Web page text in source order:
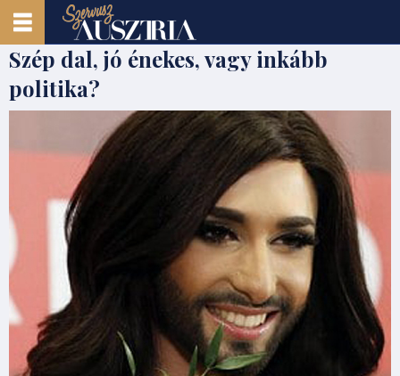
Szép dal, jó énekes, vagy inkább
politika?